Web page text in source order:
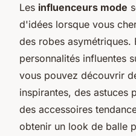
Les influenceurs mode
d'idées lorsque vous
des robes asymétriques.
personnalités influentes
vous pouvez découvrir
inspirantes, des astuces
des accessoires
obtenir un look de balle